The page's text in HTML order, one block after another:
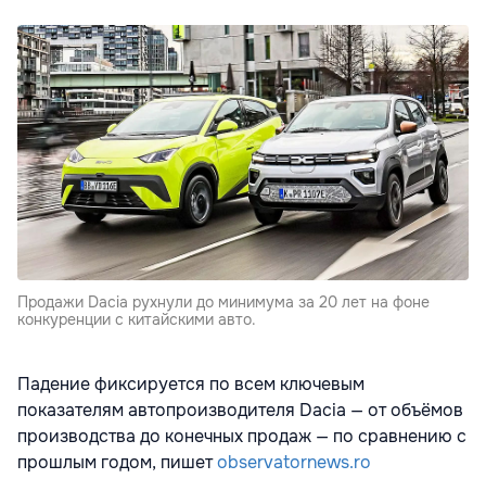
Продажи Dacia рухнули до минимума за 20 лет на фоне
конкуренции с китайскими авто.
Падение фиксируется по всем ключевым
показателям автопроизводителя Dacia — от объёмов
производства до конечных продаж — по сравнению с
прошлым годом, пишетobservatornews.ro